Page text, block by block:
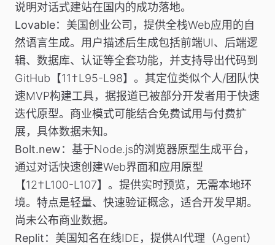
说明对话式建站在国内的成功落地。
Lovable：美国创业公司，提供全栈Web应用的自
然语言生成。用户描述后生成包括前端UI、后端逻
辑、数据库、认证等全套功能，并支持导出代码到
GitHub【11†L95-L98】。其定位类似个人/团队快
速MVP构建工具，据报道已被部分开发者用于快速
迭代原型。商业模式可能结合免费试用与付费扩
展，具体数据未知。
Bolt.new：基于Node.js的浏览器原型生成平台，
通过对话快速创建Web界面和应用原型
【12†L100-L107】。提供实时预览，无需本地环
境。特点是轻量、快速验证概念，适合开发早期。
尚未公布商业数据。
Replit：美国知名在线IDE，提供AI代理（Agent）